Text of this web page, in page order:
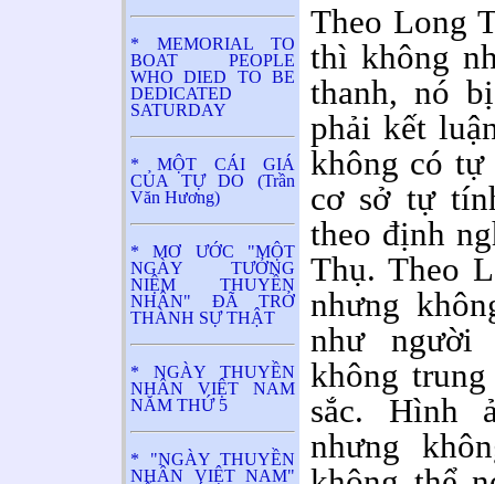
* MEMORIAL TO
BOAT PEOPLE
WHO DIED TO BE
DEDICATED
SATURDAY
* MỘT CÁI GIÁ
CỦA TỰ DO (Trần
Văn Hương)
* MƠ ƯỚC "MỘT
NGÀY TƯỞNG
NIỆM THUYỀN
NHÂN" ĐÃ TRỞ
THÀNH SỰ THẬT
* NGÀY THUYỀN
NHÂN VIỆT NAM
NĂM THỨ 5
* "NGÀY THUYỀN
NHÂN VIỆT NAM"
Theo Long
thì không
thanh, nó
phải kết
không có
cơ sở tự
theo định
Thụ. Theo
nhưng
như người
không
sắc. Hình
nhưng